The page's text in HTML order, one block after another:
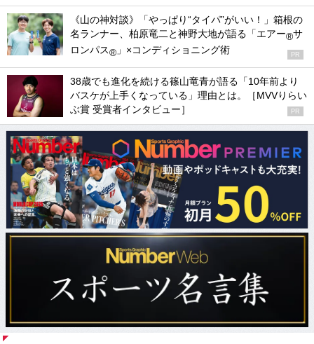
《山の神対談》「やっぱり“タイパ”がいい！」箱根の
名ランナー、柏原竜二と神野大地が語る「エアー®サ
ロンパス® 」×コンディショニング術 PR
38歳でも進化を続ける篠山竜青が語る「10年前より
バスケが上手くなっている」理由とは。［MVVりらい
ぶ賞 受賞者インタビュー］
PR